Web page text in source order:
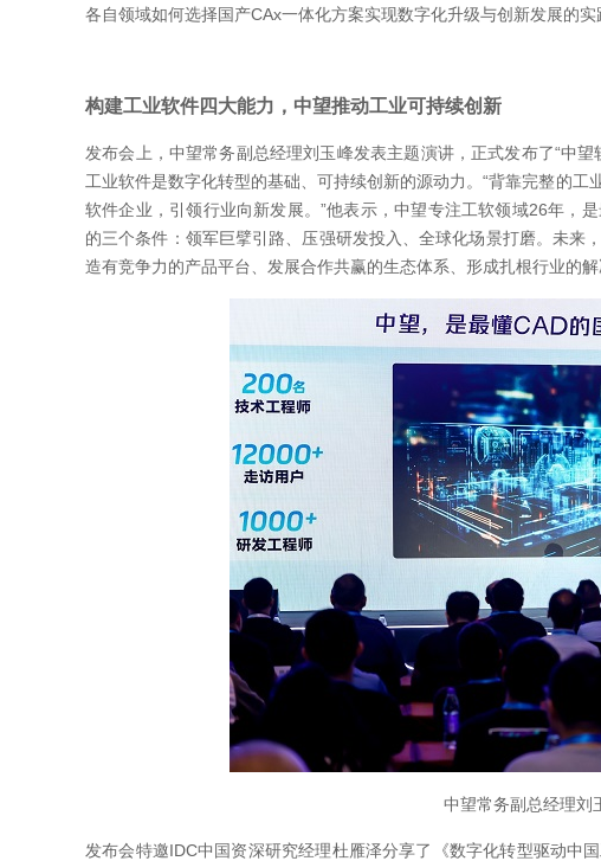
各自领域如何选择国产CAx一体化方案实现数字化升级与创新发展的实
构建工业软件四大能力，中望推动工业可持续创新
发布会上，中望常务副总经理刘玉峰发表主题演讲，正式发布了“中
工业软件是数字化转型的基础、可持续创新的源动力。“背靠完整的
软件企业，引领行业向新发展。”他表示，中望专注工软领域26年，
的三个条件：领军巨擘引路、压强研发投入、全球化场景打磨。未来
造有竞争力的产品平台、发展合作共赢的生态体系、形成扎根行业的解
中望常务副总经理刘
发布会特邀IDC中国资深研究经理杜雁泽分享了《数字化转型驱动中